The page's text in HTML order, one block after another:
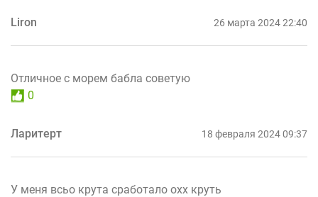
Liron 26 марта 2024 22:40
Отличное с морем бабла советую
0
Ларитерт 18 февраля 2024 09:37
У меня всьо крута сработало охх круть